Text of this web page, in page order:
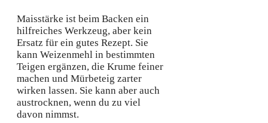
Maisstärke ist beim Backen ein
hilfreiches Werkzeug, aber kein
Ersatz für ein gutes Rezept. Sie
kann Weizenmehl in bestimmten
Teigen ergänzen, die Krume feiner
machen und Mürbeteig zarter
wirken lassen. Sie kann aber auch
austrocknen, wenn du zu viel
davon nimmst.